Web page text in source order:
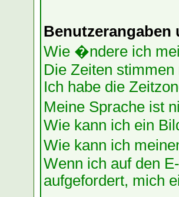
Benutzerangaben
Wie �ndere ich
Die Zeiten stimmen
Ich habe die
Meine Sprache ist
Wie kann ich ein
Wie kann ich
Wenn ich auf den
aufgefordert, mich